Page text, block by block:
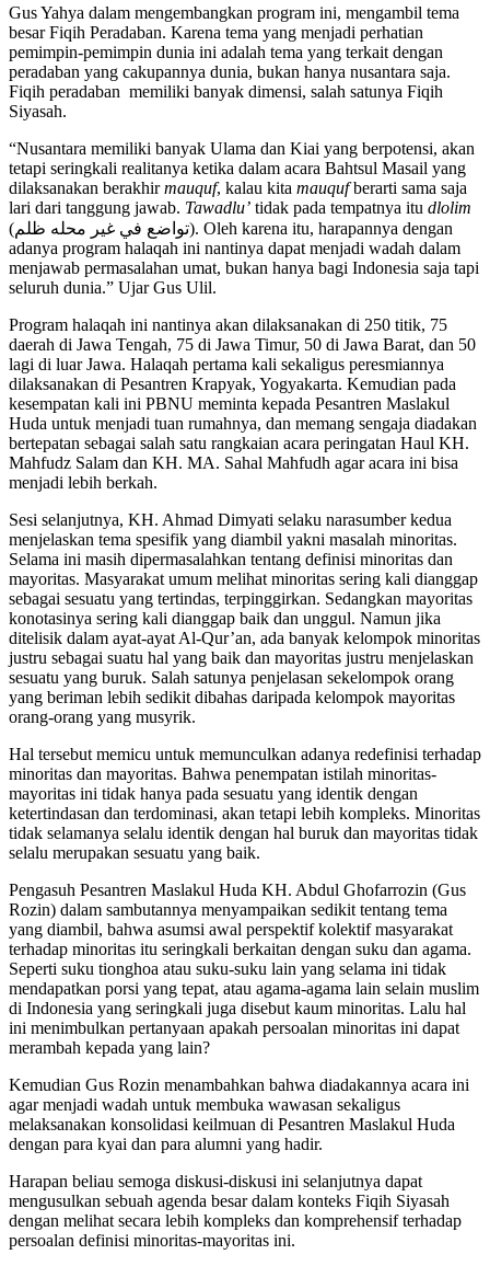
Gus Yahya dalam mengembangkan program ini, mengambil tema
besar Fiqih Peradaban. Karena tema yang menjadi perhatian
pemimpin-pemimpin dunia ini adalah tema yang terkait dengan
peradaban yang cakupannya dunia, bukan hanya nusantara saja.
Fiqih peradaban memiliki banyak dimensi, salah satunya Fiqih
Siyasah.
“Nusantara memiliki banyak Ulama dan Kiai yang berpotensi, akan
tetapi seringkali realitanya ketika dalam acara Bahtsul Masail yang
dilaksanakan berakhirmauquf, kalau kita mauqufberarti sama saja
lari dari tanggung jawab. Tawadlu’ tidak pada tempatnya itu dlolim
(تواضع في غير محله ظلم). Oleh karena itu, harapannya dengan
adanya program halaqah ini nantinya dapat menjadi wadah dalam
menjawab permasalahan umat, bukan hanya bagi Indonesia saja tapi
seluruh dunia.” Ujar Gus Ulil.
Program halaqah ini nantinya akan dilaksanakan di 250 titik, 75
daerah di Jawa Tengah, 75 di Jawa Timur, 50 di Jawa Barat, dan 50
lagi di luar Jawa. Halaqah pertama kali sekaligus peresmiannya
dilaksanakan di Pesantren Krapyak, Yogyakarta. Kemudian pada
kesempatan kali ini PBNU meminta kepada Pesantren Maslakul
Huda untuk menjadi tuan rumahnya, dan memang sengaja diadakan
bertepatan sebagai salah satu rangkaian acara peringatan Haul KH.
Mahfudz Salam dan KH. MA. Sahal Mahfudh agar acara ini bisa
menjadi lebih berkah.
Sesi selanjutnya, KH. Ahmad Dimyati selaku narasumber kedua
menjelaskan tema spesifik yang diambil yakni masalah minoritas.
Selama ini masih dipermasalahkan tentang definisi minoritas dan
mayoritas. Masyarakat umum melihat minoritas sering kali dianggap
sebagai sesuatu yang tertindas, terpinggirkan. Sedangkan mayoritas
konotasinya sering kali dianggap baik dan unggul. Namun jika
ditelisik dalam ayat-ayat Al-Qur’an, ada banyak kelompok minoritas
justru sebagai suatu hal yang baik dan mayoritas justru menjelaskan
sesuatu yang buruk. Salah satunya penjelasan sekelompok orang
yang beriman lebih sedikit dibahas daripada kelompok mayoritas
orang-orang yang musyrik.
Hal tersebut memicu untuk memunculkan adanya redefinisi terhadap
minoritas dan mayoritas. Bahwa penempatan istilah minoritas-
mayoritas ini tidak hanya pada sesuatu yang identik dengan
ketertindasan dan terdominasi, akan tetapi lebih kompleks. Minoritas
tidak selamanya selalu identik dengan hal buruk dan mayoritas tidak
selalu merupakan sesuatu yang baik.
Pengasuh Pesantren Maslakul Huda KH. Abdul Ghofarrozin (Gus
Rozin) dalam sambutannya menyampaikan sedikit tentang tema
yang diambil, bahwa asumsi awal perspektif kolektif masyarakat
terhadap minoritas itu seringkali berkaitan dengan suku dan agama.
Seperti suku tionghoa atau suku-suku lain yang selama ini tidak
mendapatkan porsi yang tepat, atau agama-agama lain selain muslim
di Indonesia yang seringkali juga disebut kaum minoritas. Lalu hal
ini menimbulkan pertanyaan apakah persoalan minoritas ini dapat
merambah kepada yang lain?
Kemudian Gus Rozin menambahkan bahwa diadakannya acara ini
agar menjadi wadah untuk membuka wawasan sekaligus
melaksanakan konsolidasi keilmuan di Pesantren Maslakul Huda
dengan para kyai dan para alumni yang hadir.
Harapan beliau semoga diskusi-diskusi ini selanjutnya dapat
mengusulkan sebuah agenda besar dalam konteks Fiqih Siyasah
dengan melihat secara lebih kompleks dan komprehensif terhadap
persoalan definisi minoritas-mayoritas ini.